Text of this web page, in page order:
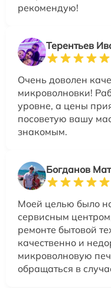
рекомендую!
Терентьев
Очень доволен
микроволновки!
уровне, а цены
посоветую вашу
знакомым.
Богданов
Моей целью было
сервисным
ремонте бытовой
качественно и
микроволновую
обращаться в